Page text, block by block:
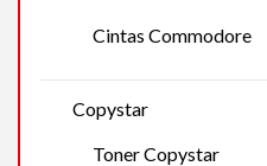
Cintas Commodore
Copystar
Toner Copystar